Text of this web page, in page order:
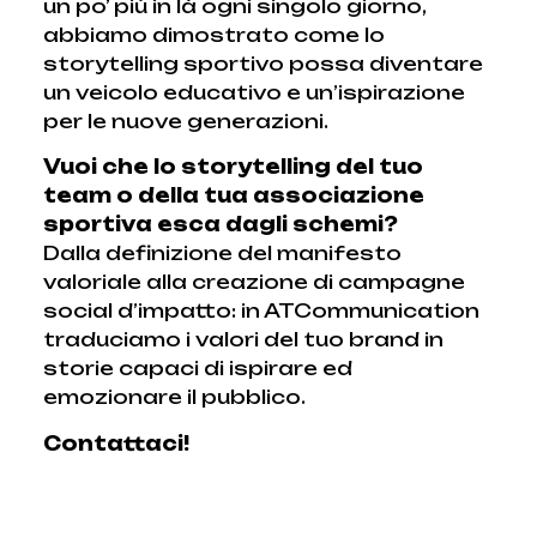
un po’ più in là ogni singolo giorno,
abbiamo dimostrato come lo
storytelling sportivo possa diventare
un veicolo educativo e un’ispirazione
per le nuove generazioni.
Vuoi che lo storytelling del tuo
team o della tua associazione
sportiva esca dagli schemi?
Dalla definizione del manifesto
valoriale alla creazione di campagne
social d’impatto: in ATCommunication
traduciamo i valori del tuo brand in
storie capaci di ispirare ed
emozionare il pubblico.
Contattaci!